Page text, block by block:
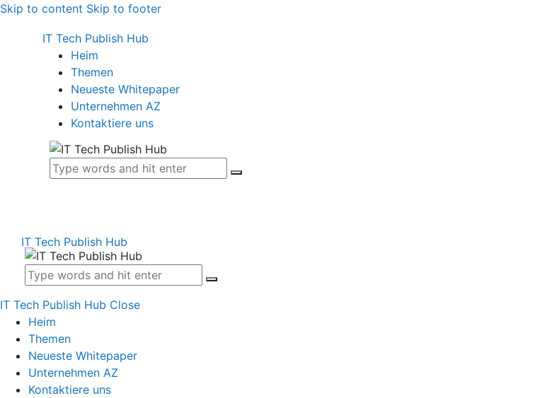
Skip to content Skip to footer
IT Tech Publish Hub
Heim
Themen
Neueste Whitepaper
Unternehmen AZ
Kontaktiere uns
IT Tech Publish Hub
IT Tech Publish Hub Close
Heim
Themen
Neueste Whitepaper
Unternehmen AZ
Kontaktiere uns